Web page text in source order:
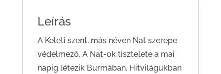
Leírás
A Keleti szent, más néven Nat szerepe
védelmező. A Nat-ok tisztelete a mai
napig létezik Burmában. Hitvilágukban